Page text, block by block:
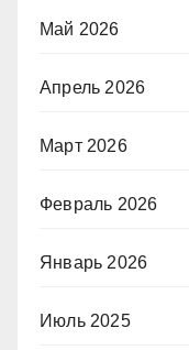
Май 2026
Апрель 2026
Март 2026
Февраль 2026
Январь 2026
Июль 2025